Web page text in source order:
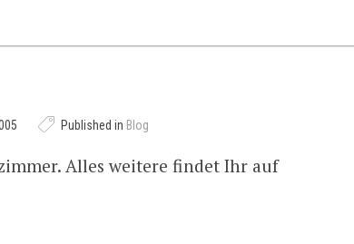
Published in Blog
Alles weitere findet Ihr auf